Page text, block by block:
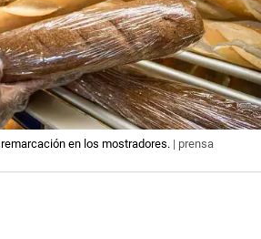
en los mostradores. | prensa